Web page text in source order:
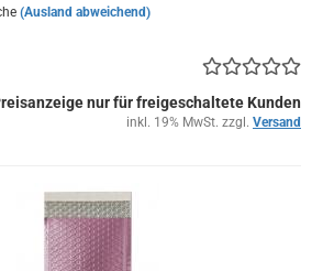
(Ausland abweichend)
nur für freigeschaltete Kunden
inkl. 19% MwSt. zzgl. Versand